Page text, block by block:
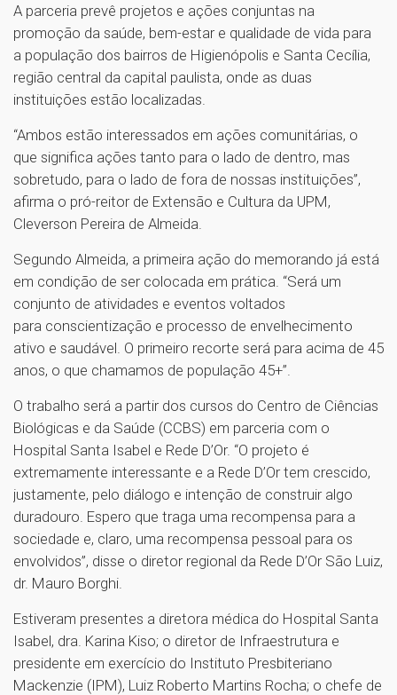
A parceria prevê projetos e ações conjuntas na
promoção da saúde, bem-estar e qualidade de vida para
a população dos bairros de Higienópolis e Santa Cecília,
região central da capital paulista, onde as duas
instituições estão localizadas.
“Ambos estão interessados em ações comunitárias, o
que significa ações tanto para o lado de dentro, mas
sobretudo, para o lado de fora de nossas instituições”,
afirma o pró-reitor de Extensão e Cultura da UPM,
Cleverson Pereira de Almeida.
Segundo Almeida, a primeira ação do memorando já está
em condição de ser colocada em prática. “Será um
conjunto de atividades e eventos voltados
para conscientização e processo de envelhecimento
ativo e saudável. O primeiro recorte será para acima de 45
anos, o que chamamos de população 45+”.
O trabalho será a partir dos cursos do Centro de Ciências
Biológicas e da Saúde (CCBS) em parceria com o
Hospital Santa Isabel e Rede D’Or. “O projeto é
extremamente interessante e a Rede D’Or tem crescido,
justamente, pelo diálogo e intenção de construir algo
duradouro. Espero que traga uma recompensa para a
sociedade e, claro, uma recompensa pessoal para os
envolvidos”, disse o diretor regional da Rede D’Or São Luiz,
dr. Mauro Borghi.
Estiveram presentes a diretora médica do Hospital Santa
Isabel, dra. Karina Kiso; o diretor de Infraestrutura e
presidente em exercício do Instituto Presbiteriano
Mackenzie (IPM), Luiz Roberto Martins Rocha; o chefe de